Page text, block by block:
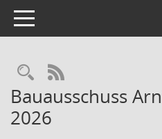
Toggle navigation
RSS-Feed
Bauausschuss
2026